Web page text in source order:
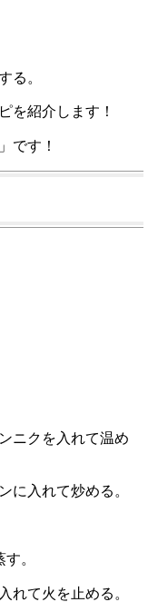
る。
を紹介します！
です！
ニクを入れて温め
に入れて炒める。
。
れて火を止める。